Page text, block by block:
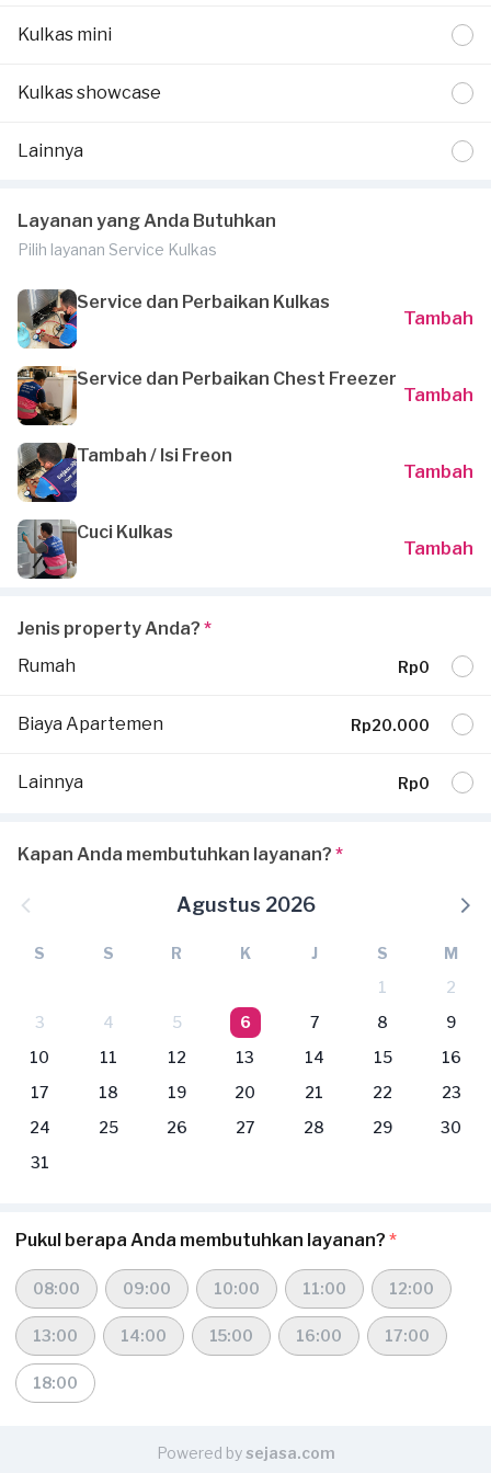
Kulkas mini
Kulkas showcase
Lainnya
Layanan yang Anda Butuhkan
Pilih layanan Service Kulkas
Service dan Perbaikan Kulkas
Tambah
Service dan Perbaikan Chest Freezer
Tambah
Tambah / Isi Freon
Tambah
Cuci Kulkas
Tambah
Jenis property Anda? *
Rumah
Rp0
Biaya Apartemen Rp20.000
Lainnya Rp0
Kapan Anda membutuhkan layanan? *
Agustus 2026
S S R K J S
M
1
2
3
4 5 6 7 8
9
10
11 12 13 14 15
16
17
18 19 20 21 22
23
24
25 26 27 28 29
30
31
Pukul berapa Anda membutuhkan layanan? *
08:00 09:00 10:00 11:00 12:00
13:00 14:00 15:00 16:00 17:00
18:00
Powered bysejasa.com